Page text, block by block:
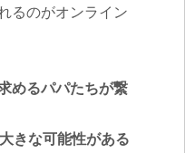
るのがオンライン
めるパパたちが繋
きな可能性がある